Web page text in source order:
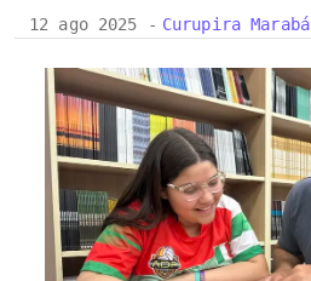
12 ago 2025 - Curupira Marabá